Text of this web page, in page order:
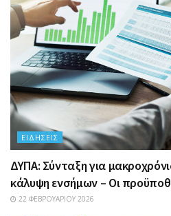
ΕΙΔΉΣΕΙΣ
ΔΥΠΑ: Σύνταξη για
κάλυψη ενσήμων – Οι
22 ΦΕΒΡΟΥΑΡΊΟΥ 2026